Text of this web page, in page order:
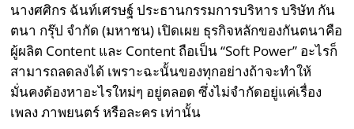
นางศศิกร ฉันท์เศรษฐ์ ประธานกรรมการบริหาร บริษัท กัน
ตนา กรุ๊ป จำกัด (มหาชน) เปิดเผย ธุรกิจหลักของกันตนาคือ
ผู้ผลิต Content และ Content ถือเป็น “Soft Power” อะไรก็
สามารถลดลงได้ เพราะฉะนั้นของทุกอย่างถ้าจะทำให้
มั่นคงต้องหาอะไรใหม่ๆ อยู่ตลอด ซึ่งไม่จำกัดอยู่แค่เรื่อง
เพลง ภาพยนตร์ หรือละคร เท่านั้น